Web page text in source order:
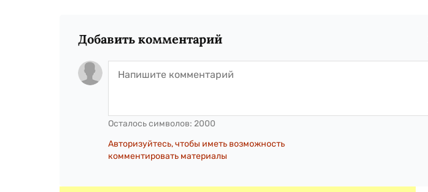
Добавить комментарий
Осталось символов: 2000
Авторизуйтесь, чтобы иметь возможность
комментировать материалы